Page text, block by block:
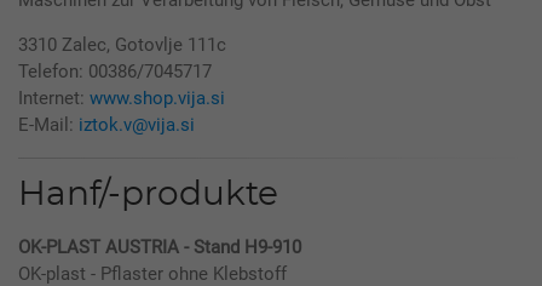
3310 Zalec, Gotovlje 111c
Telefon: 00386/7045717
Internet: www.shop.vija.si
E-Mail: iztok.v@vija.si
Hanf/-produkte
OK-PLAST AUSTRIA - Stand H9-910
OK-plast - Pflaster ohne Klebstoff